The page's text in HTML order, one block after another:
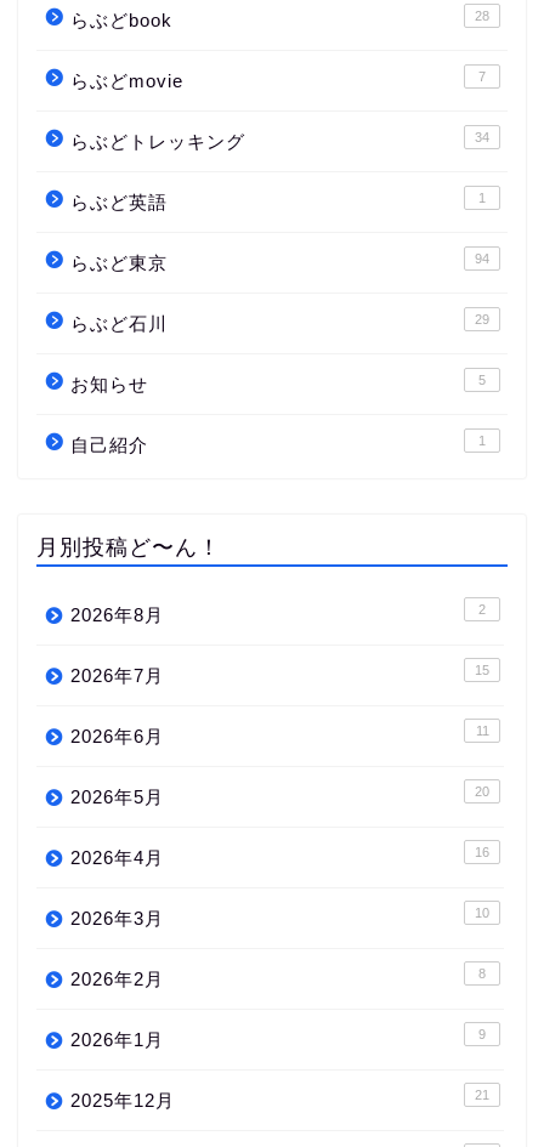
らぶどbook 28
らぶどmovie 7
らぶどトレッキング 34
らぶど英語 1
らぶど東京 94
らぶど石川 29
お知らせ 5
自己紹介 1
月別投稿ど〜ん！
2026年8月 2
2026年7月 15
2026年6月 11
2026年5月 20
2026年4月 16
2026年3月 10
2026年2月 8
2026年1月 9
2025年12月 21